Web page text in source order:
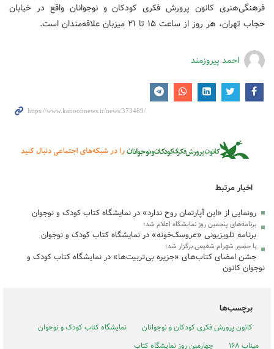
فرهنگی‌هنری کانون پرورش فکری کودکان و نوجوانان واقع در خیابان
حجاب تهران، هر روز از ساعت ۱۵ تا ۲۱ میزبان علاقه‌مندان است.
احمد پیروزمند
اخبار مرتبط
رونمایی از «این آپارتمان روح ندارد» در نمایشگاه کتاب کودک و نوجوان
برنامه‌های پنجمین روز نمایشگاه اعلام شد؛
برنامه تلویزیونی «عروسک‌خونه» در نمایشگاه کتاب کودک و نوجوان
با حضور شهرام شفیعی برگزار شد؛
جشن امضای کتاب‌های «جزیره بی‌تربیت‌ها» در نمایشگاه کتاب کودک و
نوجوان کانون
برچسب‌ها
کانون پرورش فکری کودکان و نوجوانان
نمایشگاه کتاب کودک و نوجوان
میناب ۱۶۸
چهارمین روز نمایشگاه کتاب